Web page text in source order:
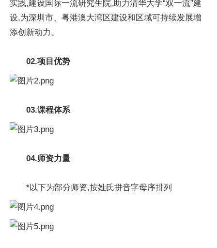
实践,建设国际一流研究生院,助力清华大学“双一流”建
设,为深圳市、粤港澳大湾区建设和区域可持续发展增
添创新动力。
02.项目优势
03.课程体系
04.师资力量
*以下为部分师资,按姓氏拼音字母序排列